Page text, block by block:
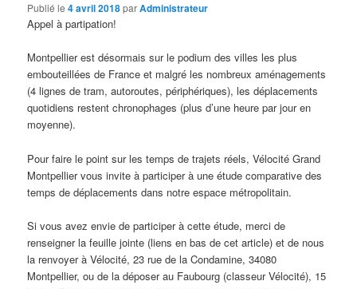
Publié le4 avril 2018parAdministrateur
Appel à partipation!
Montpellier est désormais sur le podium des villes les plus
embouteillées de France et malgré les nombreux aménagements
(4 lignes de tram, autoroutes, périphériques), les déplacements
quotidiens restent chronophages (plus d’une heure par jour en
moyenne).
Pour faire le point sur les temps de trajets réels, Vélocité Grand
Montpellier vous invite à participer à une étude comparative des
temps de déplacements dans notre espace métropolitain.
Si vous avez envie de participer à cette étude, merci de
renseigner la feuille jointe (liens en bas de cet article) et de nous
la renvoyer à Vélocité, 23 rue de la Condamine, 34080
Montpellier, ou de la déposer au Faubourg (classeur Vélocité), 15